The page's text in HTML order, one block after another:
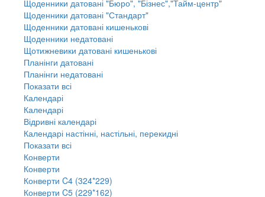
Щоденники датовані "Бюро", "Бізнес","Тайм-центр"
Щоденники датовані "Стандарт"
Щоденники датовані кишенькові
Щоденники недатовані
Щотижневики датовані кишенькові
Планінги датовані
Планінги недатовані
Показати всі
Календарі
Календарі
Відривні календарі
Календарі настінні, настільні, перекидні
Показати всі
Конверти
Конверти
Конверти C4 (324*229)
Конверти C5 (229*162)